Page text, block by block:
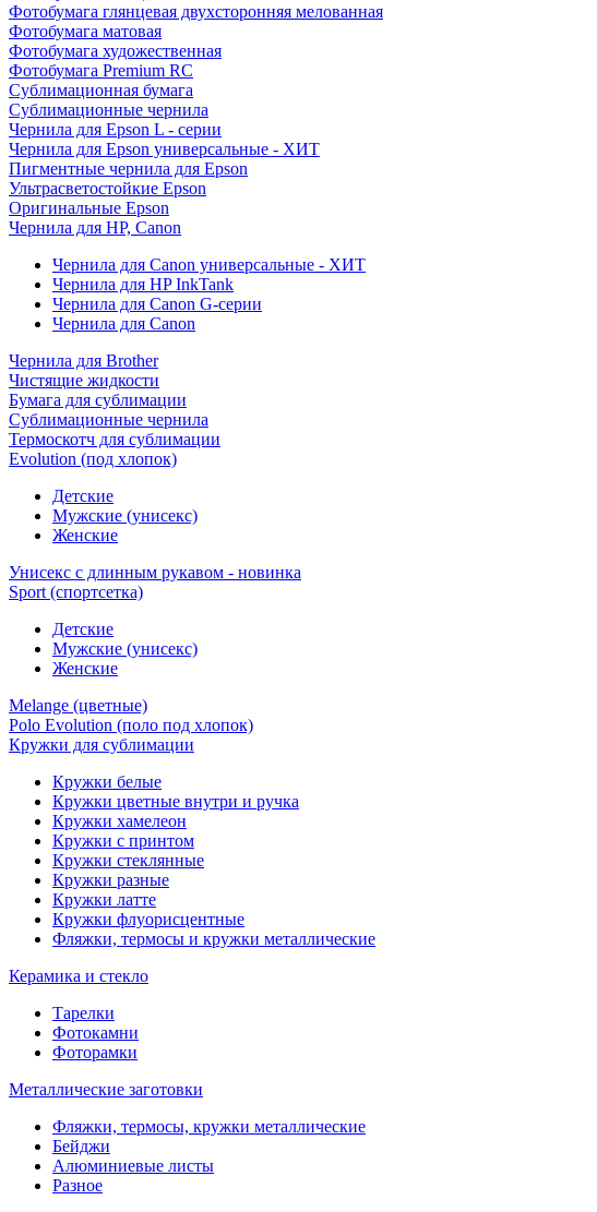
Фотобумага глянцевая двухсторонняя мелованная
Фотобумага матовая
Фотобумага художественная
Фотобумага Premium RC
Сублимационная бумага
Сублимационные чернила
Чернила для Epson L - серии
Чернила для Epson универсальные - ХИТ
Пигментные чернила для Epson
Ультрасветостойкие Epson
Оригинальные Epson
Чернила для HP, Canon
Чернила для Canon универсальные - ХИТ
Чернила для HP InkTank
Чернила для Canon G-серии
Чернила для Canon
Чернила для Brother
Чистящие жидкости
Бумага для сублимации
Сублимационные чернила
Термоскотч для сублимации
Evolution (под хлопок)
Детские
Мужские (унисекс)
Женские
Унисекс с длинным рукавом - новинка
Sport (спортсетка)
Детские
Мужские (унисекс)
Женские
Melange (цветные)
Polo Evolution (поло под хлопок)
Кружки для сублимации
Кружки белые
Кружки цветные внутри и ручка
Кружки хамелеон
Кружки c принтом
Кружки стеклянные
Кружки разные
Кружки латте
Кружки флуорисцентные
Фляжки, термосы и кружки металлические
Керамика и стекло
Тарелки
Фотокамни
Фоторамки
Металлические заготовки
Фляжки, термосы, кружки металлические
Бейджи
Алюминиевые листы
Разное